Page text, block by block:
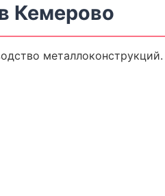
Кемерово